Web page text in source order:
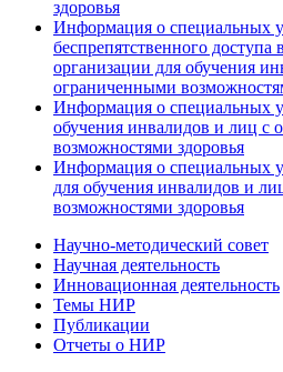
здоровья
Информация о специальных
беспрепятственного доступа
организации для обучения
ограниченными
Информация о специальных
обучения инвалидов и лиц с
возможностями здоровья
Информация о специальных
для обучения инвалидов и
возможностями здоровья
Научно-методический совет
Научная деятельность
Инновационная деятельность
Темы НИР
Публикации
Отчеты о НИР